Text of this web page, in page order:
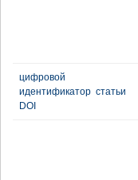
цифровой
идентификатор статьи
DOI